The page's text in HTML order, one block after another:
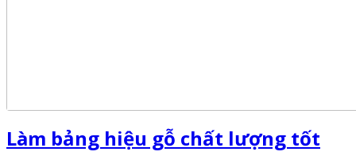
Làm bảng hiệu gỗ chất lượng tốt